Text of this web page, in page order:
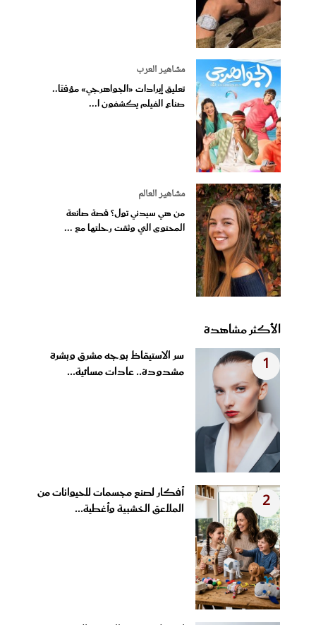
مشاهير العرب
تعليق إيرادات «الجواهرجي» مؤقتًا..
صناع الفيلم يكشفون ا...
مشاهير العالم
من هي سيدني تول؟ قصة صانعة
المحتوى التي وثقت رحلتها مع ...
الأكثر مشاهدة
1
سر الاستيقاظ بوجه مشرق وبشرة
مشدودة.. عادات مسائية...
2
أفكار لصنع مجسمات للحيوانات من
الملاعق الخشبية وأغطية...